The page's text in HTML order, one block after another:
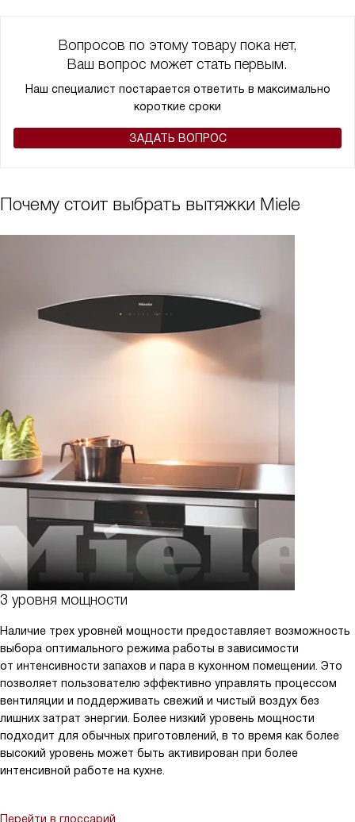
Вопросов по этому товару пока нет,
Ваш вопрос может стать первым.
Наш специалист постарается ответить в максимально
короткие сроки
ЗАДАТЬ ВОПРОС
Почему стоит выбрать вытяжки Miele
3 уровня мощности
Наличие трех уровней мощности предоставляет возможность
выбора оптимального режима работы в зависимости
от интенсивности запахов и пара в кухонном помещении. Это
позволяет пользователю эффективно управлять процессом
вентиляции и поддерживать свежий и чистый воздух без
лишних затрат энергии. Более низкий уровень мощности
подходит для обычных приготовлений, в то время как более
высокий уровень может быть активирован при более
интенсивной работе на кухне.
Перейти в глоссарий